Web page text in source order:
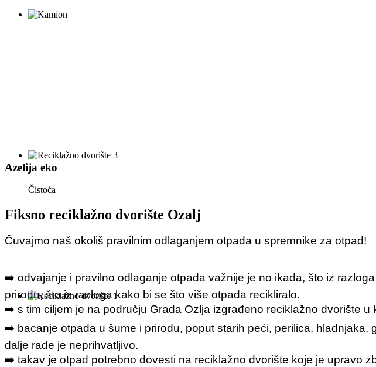
Azelija eko
Čistoća
Fiksno reciklažno dvorište Ozalj
Čuvajmo naš okoliš pravilnim odlaganjem otpada u spremnike za otpad!
➡️ odvajanje i pravilno odlaganje otpada važnije je no ikada, što iz
prirodu, što iz razloga kako bi se što više otpada recikliralo.
➡️ s tim ciljem je na području Grada Ozlja izgrađeno reciklažno dvorište
➡️ bacanje otpada u šume i prirodu, poput starih peći, perilica,
dalje rade je neprihvatljivo.
➡️ takav je otpad potrebno dovesti na reciklažno dvorište koje je upravo